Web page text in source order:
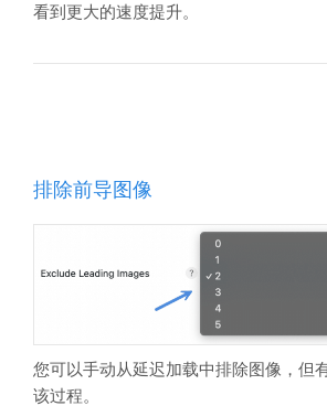
看到更大的速度提升。
排除前导图像
您可以手动从延迟加载中排除图像，但
该过程。